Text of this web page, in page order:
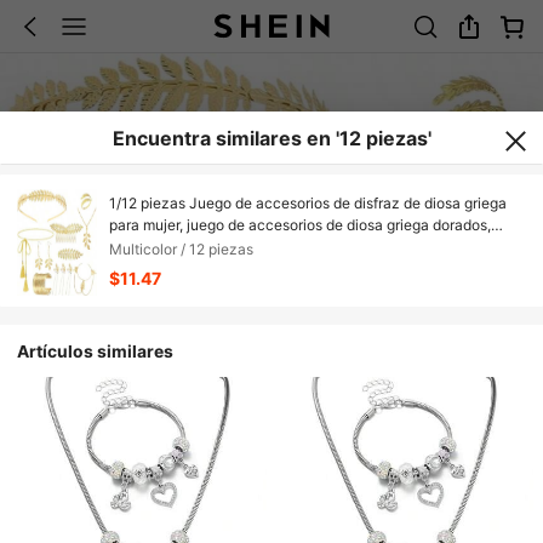
Encuentra similares en '12 piezas'
1/12 piezas Juego de accesorios de disfraz de diosa griega
para mujer, juego de accesorios de diosa griega dorados,
diadema de hojas, pulsera espiral, aretes colgantes de hojas,
peine para el cabello de boda, adecuado para disfraces de
fiesta de toga
Multicolor / 12 piezas
$11.47
Artículos similares